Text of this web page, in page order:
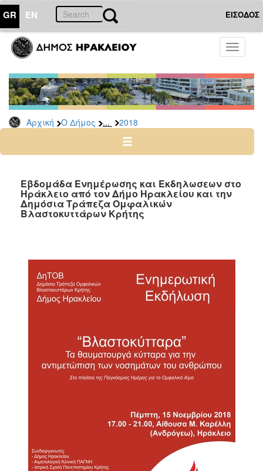
GR EN ΕΙΣΟΔΟΣ
Toggle
Αρχική Ο Δήμος ... 2018
ΔΗΜΟΣ
Δελτία
Τύπου
Αρχείο
2026
2024
2022
2021
2017
2016
2012
2011
Εβδομάδα Ενημέρωσης και Εκδηλωσεων στο
Ηράκλειο από τον Δήμο Ηρακλείου και την
Δημόσια Τράπεζα Ομφαλικών
Βλαστοκυττάρων Κρήτης